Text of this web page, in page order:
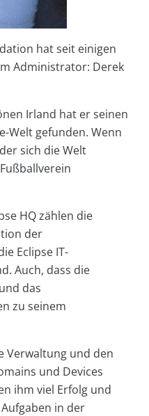
hat seit einigen
Administrator: Derek
Irland hat er seinen
Welt gefunden. Wenn
sich die Welt
HQ zählen die
der
Eclipse IT-
Auch, dass die
das
zu seinem
Verwaltung und den
und Devices
ihm viel Erfolg und
in der